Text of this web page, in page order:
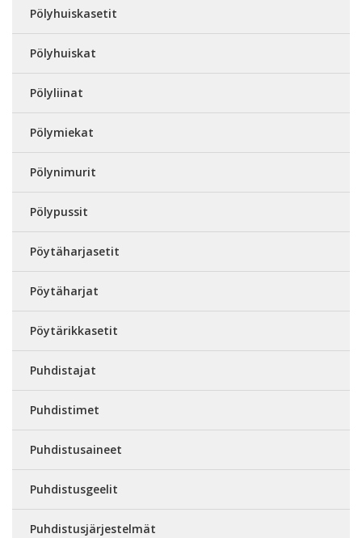
Pölyhuiskasetit
Pölyhuiskat
Pölyliinat
Pölymiekat
Pölynimurit
Pölypussit
Pöytäharjasetit
Pöytäharjat
Pöytärikkasetit
Puhdistajat
Puhdistimet
Puhdistusaineet
Puhdistusgeelit
Puhdistusjärjestelmät